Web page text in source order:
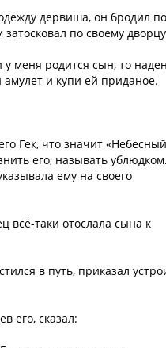
дервиша, он бродил по
по своему
меня родится сын, то
амулет и купи ей приданое.
Гек, что значит
его, называть ублюдком.
ему на своего
всё-таки отослала сына к
в путь, приказал
его, сказал: